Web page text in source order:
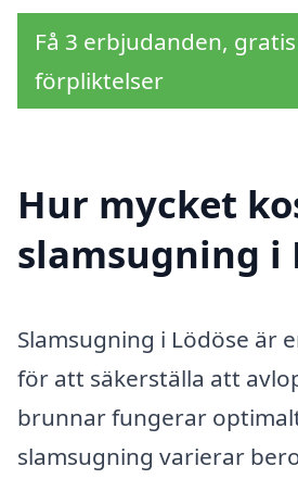
Få 3 erbjudanden,
förpliktelser
Hur mycket
slamsugning i
Slamsugning i Lödöse är
för att säkerställa att
brunnar fungerar
slamsugning varierar